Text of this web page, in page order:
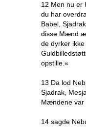
12 Men nu er
du har
Babel,
disse Mænd
de dyrker
opstille.«
13 Da lod
Sjadrak,
Mændene var
14 sagde